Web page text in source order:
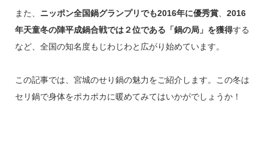
また、 ニッポン全国鍋グランプリでも2016年に優秀賞、 2016
年天童冬の陣平成鍋合戦では２位である「鍋の局」を獲得する
など、全国の知名度もじわじわと広がり始めています。
この記事では、宮城のせり鍋の魅力をご紹介します。この冬は
セリ鍋で身体をポカポカに暖めてみてはいかがでしょうか！